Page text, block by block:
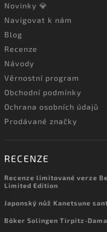
Novinky 💎
Navigovat k nám
Blog
Recenze
Návody
Věrnostní program
Obchodní podmínky
Ochrana osobních údajů
Prodávané značky
RECENZE
Recenze limitované verze
Limited Edition
Japonský nůž Kanetsune
Böker Solingen Tirpitz-